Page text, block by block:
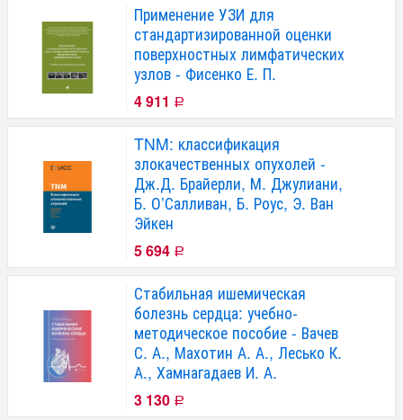
Применение УЗИ для
стандартизированной оценки
поверхностных лимфатических
узлов - Фисенко Е. П.
4 911 Р
TNM: классификация
злокачественных опухолей -
Дж.Д. Брайерли, М. Джулиани,
Б. О’Салливан, Б. Роус, Э. Ван
Эйкен
5 694 Р
Стабильная ишемическая
болезнь сердца: учебно-
методическое пособие - Вачев
С. А., Махотин А. А., Лесько К.
А., Хамнагадаев И. А.
3 130 Р